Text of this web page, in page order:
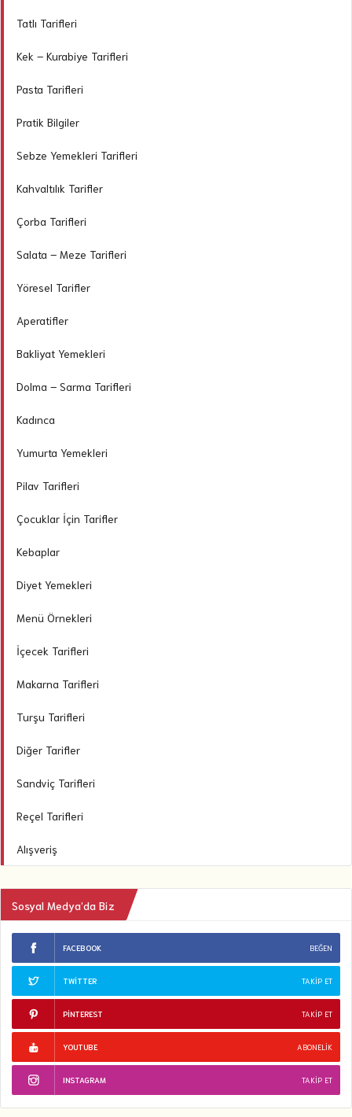
Tatlı Tarifleri
Kek – Kurabiye Tarifleri
Pasta Tarifleri
Pratik Bilgiler
Sebze Yemekleri Tarifleri
Kahvaltılık Tarifler
Çorba Tarifleri
Salata – Meze Tarifleri
Yöresel Tarifler
Aperatifler
Bakliyat Yemekleri
Dolma – Sarma Tarifleri
Kadınca
Yumurta Yemekleri
Pilav Tarifleri
Çocuklar İçin Tarifler
Kebaplar
Diyet Yemekleri
Menü Örnekleri
İçecek Tarifleri
Makarna Tarifleri
Turşu Tarifleri
Diğer Tarifler
Sandviç Tarifleri
Reçel Tarifleri
Alışveriş
Sosyal Medya’da Biz
FACEBOOK BEĞEN
TWITTER TAKIP ET
PINTEREST TAKIP ET
YOUTUBE ABONELIK
INSTAGRAM TAKIP ET